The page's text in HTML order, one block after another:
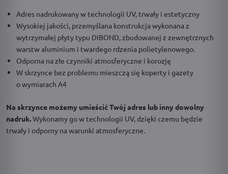
Adres nadrukowany w technologii UV, trwały i estetyczny
Wysokiej jakości, przemyślana konstrukcja wykonana z
wytrzymałej płyty typu DIBOND, zbudowanej z zewnętrznych
warstw aluminium i twardego rdzenia polietylenowego.
Odporna na złe czynniki atmosferyczne i korozję
W skrzynce bez problemu mieszczą się koperty i gazety
o wymiarach A4
Na skrzynce możemy umieścić Twój adres lub inny dowolny
nadruk.Wykonamy go w technologii UV, dzięki czemu będzie
trwały i odporny na warunki atmosferyczne.